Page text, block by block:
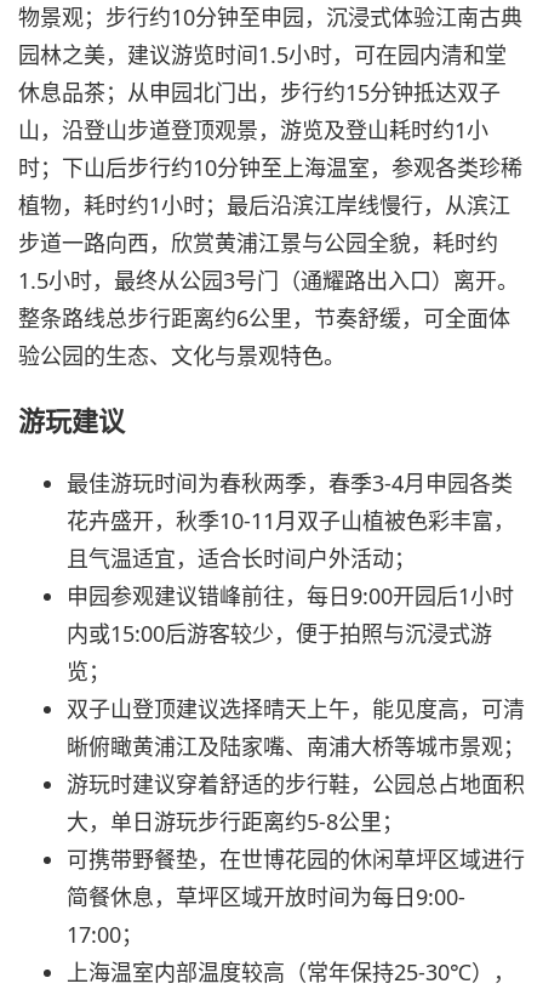
物景观；步行约10分钟至申园，沉浸式体验江南古典
园林之美，建议游览时间1.5小时，可在园内清和堂
休息品茶；从申园北门出，步行约15分钟抵达双子
山，沿登山步道登顶观景，游览及登山耗时约1小
时；下山后步行约10分钟至上海温室，参观各类珍稀
植物，耗时约1小时；最后沿滨江岸线慢行，从滨江
步道一路向西，欣赏黄浦江景与公园全貌，耗时约
1.5小时，最终从公园3号门（通耀路出入口）离开。
整条路线总步行距离约6公里，节奏舒缓，可全面体
验公园的生态、文化与景观特色。
游玩建议
最佳游玩时间为春秋两季，春季3-4月申园各类
花卉盛开，秋季10-11月双子山植被色彩丰富，
且气温适宜，适合长时间户外活动；
申园参观建议错峰前往，每日9:00开园后1小时
内或15:00后游客较少，便于拍照与沉浸式游
览；
双子山登顶建议选择晴天上午，能见度高，可清
晰俯瞰黄浦江及陆家嘴、南浦大桥等城市景观；
游玩时建议穿着舒适的步行鞋，公园总占地面积
大，单日游玩步行距离约5-8公里；
可携带野餐垫，在世博花园的休闲草坪区域进行
简餐休息，草坪区域开放时间为每日9:00-
17:00；
上海温室内部温度较高（常年保持25-30℃），